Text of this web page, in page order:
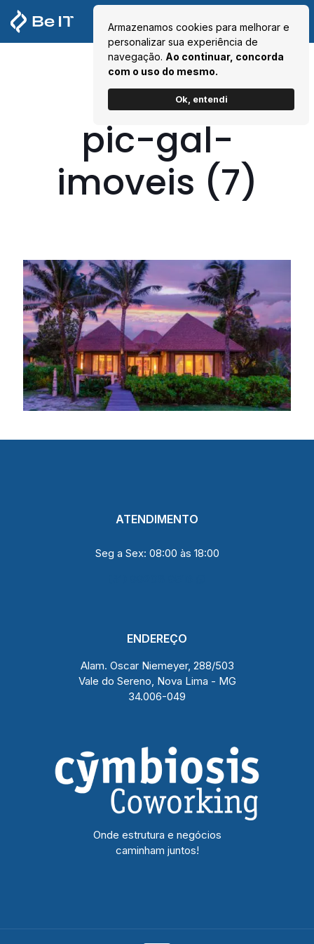
Armazenamos cookies para melhorar e
personalizar sua experiência de
navegação. Ao continuar, concorda
com o uso do mesmo.
Ok, entendi
pic-gal-
imoveis (7)
ATENDIMENTO
Seg a Sex: 08:00 às 18:00
ENDEREÇO
Alam. Oscar Niemeyer, 288/503
Vale do Sereno, Nova Lima - MG
34.006-049
Onde estrutura e negócios
caminham juntos!